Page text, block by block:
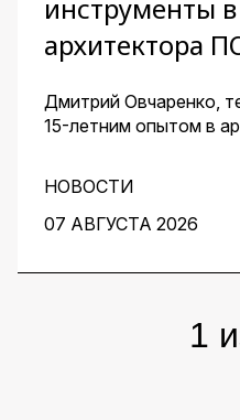
инструменты
архитектора
Дмитрий Овчаренко,
15-летним опытом в
кондитеров —
архитектору ускорить
от чистого листа до
НОВОСТИ
07 АВГУСТА 2026
1